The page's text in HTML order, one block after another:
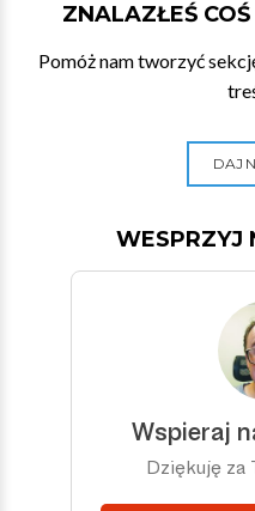
ZNALAZŁEŚ
Pomóż nam tworzyć
DAJ
WESPRZYJ